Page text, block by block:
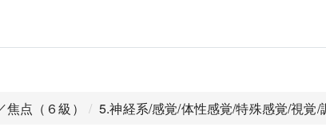
点（６級） 5.神経系/感覚/体性感覚/特殊感覚/視覚